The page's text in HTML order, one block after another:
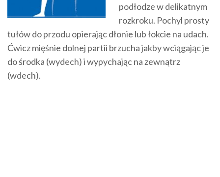
podłodze w delikatnym
rozkroku. Pochyl prosty
tułów do przodu opierając dłonie lub łokcie na udach.
Ćwicz mięśnie dolnej partii brzucha jakby wciągając je
do środka (wydech) i wypychając na zewnątrz
(wdech).